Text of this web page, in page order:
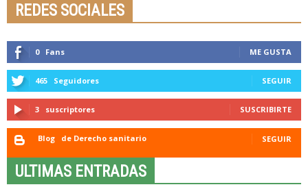
REDES SOCIALES
0 Fans ME GUSTA
465 Seguidores SEGUIR
3 suscriptores SUSCRIBIRTE
Blog de Derecho sanitario SEGUIR
ULTIMAS ENTRADAS